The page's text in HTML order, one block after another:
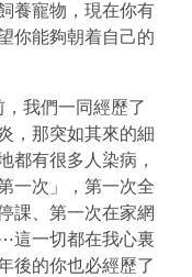
養寵物，現在你有
你能夠朝着自己的
我們一同經歷了
，那突如其來的細
都有很多人染病，
一次」，第一次全
課、第一次在家網
這一切都在我心裏
後的你也必經歷了